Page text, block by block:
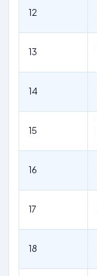
12
13
14
15
16
17
18